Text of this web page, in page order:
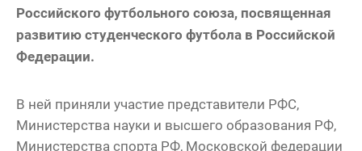
Российского футбольного союза, посвященная
развитию студенческого футбола в Российской
Федерации.
В ней приняли участие представители РФС,
Министерства науки и высшего образования РФ,
Министерства спорта РФ, Московской федерации